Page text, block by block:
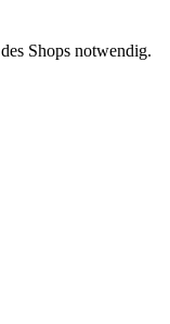
Shops notwendig.